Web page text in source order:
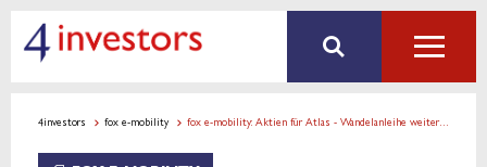
4investors fox e-mobility fox e-mobility: Aktien für Atlas - Wandelanleihe weiter zurückgeführt